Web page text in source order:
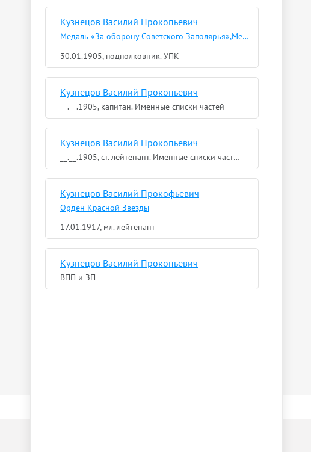
Кузнецов Василий Прокопьевич
Медаль «За оборону Советского Заполярья»,Медаль «За победу над Японией»,Медаль «За взятие Кенигсберга»
30.01.1905, подполковник. УПК
Кузнецов Василий Прокопьевич
__.__.1905, капитан. Именные списки частей
Кузнецов Василий Прокопьевич
__.__.1905, ст. лейтенант. Именные списки частей
Кузнецов Василий Прокофьевич
Орден Красной Звезды
17.01.1917, мл. лейтенант
Кузнецов Василий Прокопьевич
ВПП и ЗП